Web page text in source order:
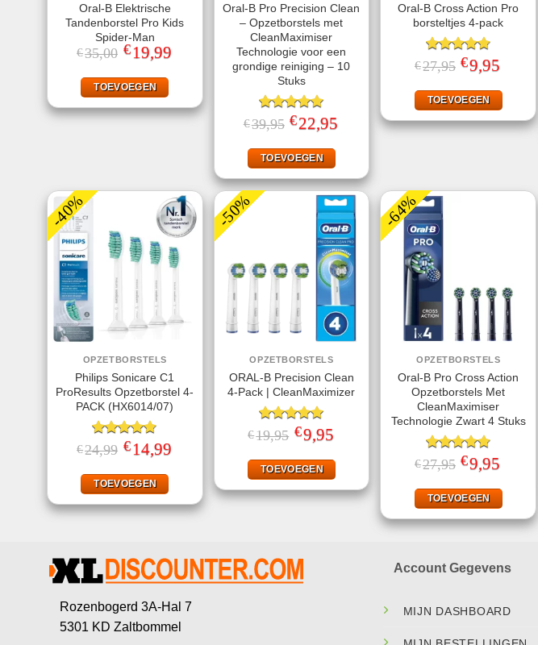
Oral-B Elektrische
Tandenborstel Pro Kids
Spider-Man
€35,00 Oorspronkelijke
prijs
€35,00.
€ 19,99Huidige
TOEVOEGEN
Oral-B Pro Precision Clean
– Opzetborstels met
CleanMaximiser
Technologie voor een
grondige reiniging – 10
Stuks
Gewaardeerd
5.00uit 5
€39,95 Oorspronkelijke
prijs
€39,95.
€22,95
TOEVOEGEN
Oral-B Cross Action Pro
borsteltjes 4-pack
Gewaardeerd
4.75 uit 5
€27,95 Oorspronkelijke
prijs
€27,95.
€9,95
€9,95.
TOEVOEGEN
-40%
OPZETBORSTELS
Philips Sonicare C1
ProResults Opzetborstel 4-
PACK (HX6014/07)
Gewaardeerd
4.75uit 5
€24,99 Oorspronkelijke
prijs
€24,99.
€ 14,99Huidige
TOEVOEGEN
-50%
OPZETBORSTELS
ORAL-B Precision Clean
4-Pack | CleanMaximizer
Gewaardeerd
5.00 uit 5
€19,95 Oorspronkelijke
prijs
€19,95.
€9,95prijs
€9,95.
TOEVOEGEN
-64%
OPZETBORSTELS
Oral-B Pro Cross Action
Opzetborstels Met
CleanMaximiser
Technologie Zwart 4 Stuks
Gewaardeerd
4.75 uit 5
€27,95 Oorspronkelijke
prijs
€27,95.
€9,95
€9,95.
TOEVOEGEN
Rozenbogerd 3A-Hal 7
5301 KD Zaltbommel
Account Gegevens
MIJN DASHBOARD